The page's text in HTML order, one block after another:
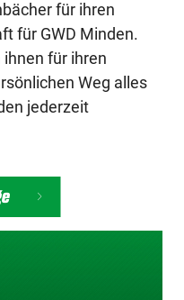
für ihren
für GWD Minden.
für ihren
Weg alles
jederzeit